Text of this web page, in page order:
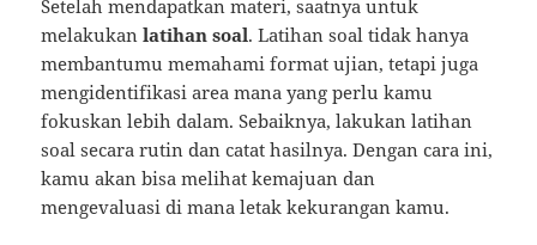
Setelah mendapatkan materi, saatnya untuk
melakukanlatihan soal. Latihan soal tidak hanya
membantumu memahami format ujian, tetapi juga
mengidentifikasi area mana yang perlu kamu
fokuskan lebih dalam. Sebaiknya, lakukan latihan
soal secara rutin dan catat hasilnya. Dengan cara ini,
kamu akan bisa melihat kemajuan dan
mengevaluasi di mana letak kekurangan kamu.